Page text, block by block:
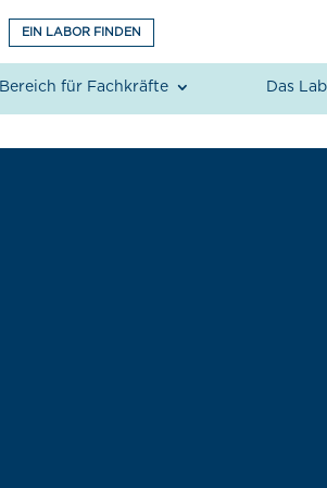
EIN LABOR FINDEN
Bereich für Fachkräfte Das